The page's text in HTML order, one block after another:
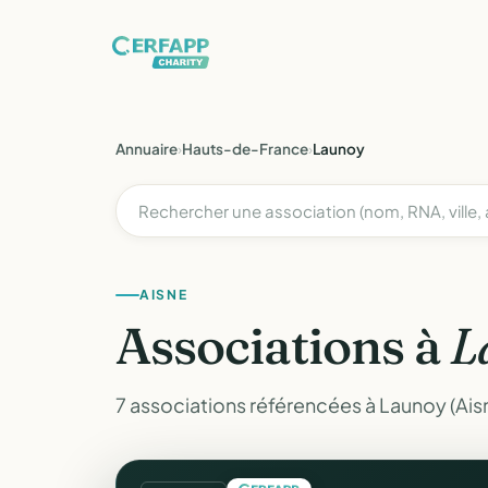
Annuaire›Hauts-de-France›Launoy
AISNE
Associations à
7 associations référencées à Launoy